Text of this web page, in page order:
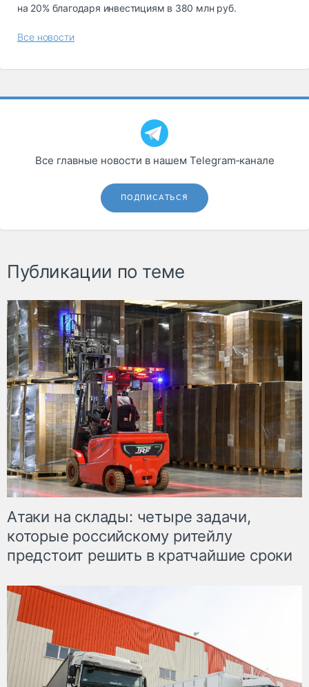
на 20% благодаря инвестициям в 380 млн руб.
Все новости
Все главные новости в нашем Telegram‑канале
ПОДПИСАТЬСЯ
Публикации по теме
Атаки на склады: четыре задачи,
которые российскому ритейлу
предстоит решить в кратчайшие сроки